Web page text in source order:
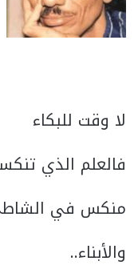
لا وقت للبكاء
فالعلم الذي
منكس في
والأبناء..